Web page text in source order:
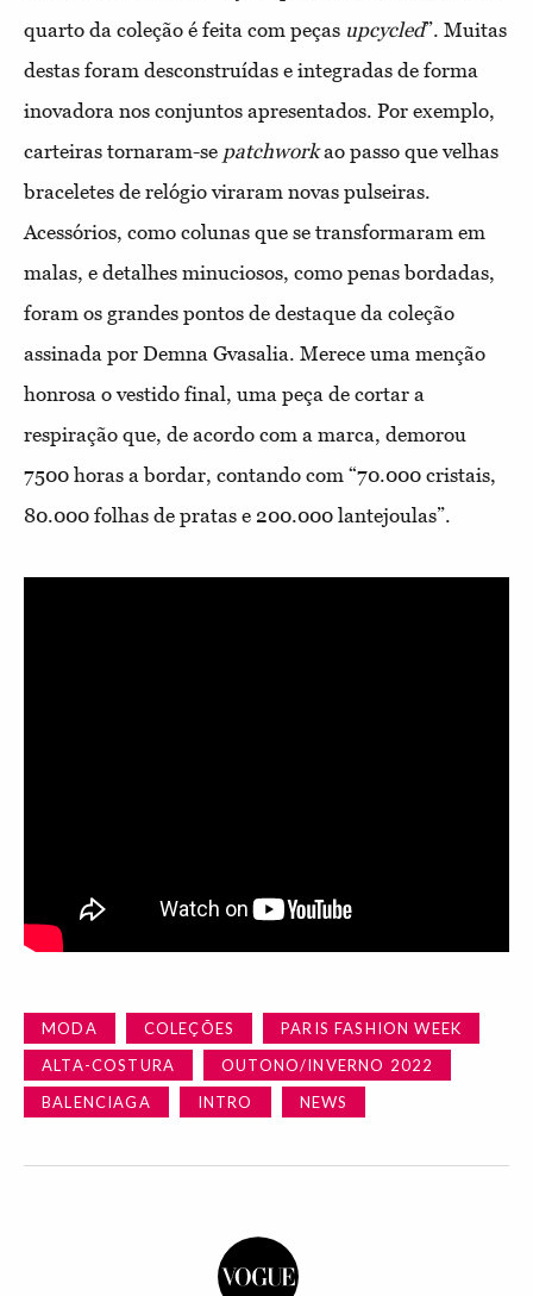
quarto da coleção é feita com peças upcycled”. Muitas
destas foram desconstruídas e integradas de forma
inovadora nos conjuntos apresentados. Por exemplo,
carteiras tornaram-se patchworkao passo que velhas
braceletes de relógio viraram novas pulseiras.
Acessórios, como colunas que se transformaram em
malas, e detalhes minuciosos, como penas bordadas,
foram os grandes pontos de destaque da coleção
assinada por Demna Gvasalia. Merece uma menção
honrosa o vestido final, uma peça de cortar a
respiração que, de acordo com a marca, demorou
7500 horas a bordar, contando com “70.000 cristais,
80.000 folhas de pratas e 200.000 lantejoulas”.
MODA COLEÇÕES
PARIS FASHION WEEK
ALTA-COSTURA
OUTONO/INVERNO 2022
BALENCIAGA
INTRO NEWS